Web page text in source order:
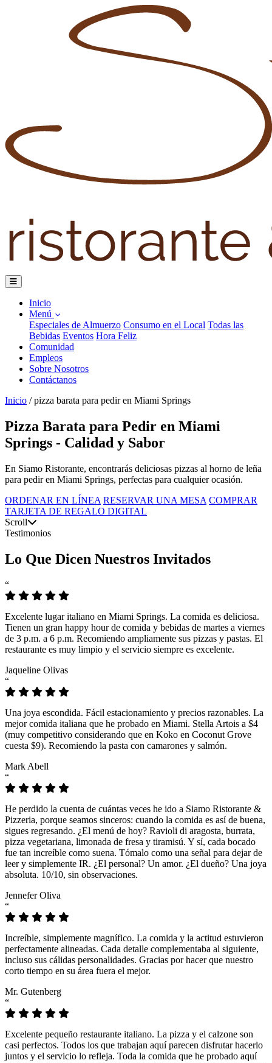
Inicio
Menú
Especiales de Almuerzo Consumo en el Local Todas las
Bebidas Eventos Hora Feliz
Comunidad
Empleos
Sobre Nosotros
Contáctanos
Inicio / pizza barata para pedir en Miami Springs
Pizza Barata para Pedir en Miami
Springs - Calidad y Sabor
En Siamo Ristorante, encontrarás deliciosas pizzas al horno de leña
para pedir en Miami Springs, perfectas para cualquier ocasión.
ORDENAR EN LÍNEA RESERVAR UNA MESA COMPRAR
TARJETA DE REGALO DIGITAL
Scroll
Testimonios
Lo Que Dicen Nuestros Invitados
“
Excelente lugar italiano en Miami Springs. La comida es deliciosa.
Tienen un gran happy hour de comida y bebidas de martes a viernes
de 3 p.m. a 6 p.m. Recomiendo ampliamente sus pizzas y pastas. El
restaurante es muy limpio y el servicio siempre es excelente.
Jaqueline Olivas
“
Una joya escondida. Fácil estacionamiento y precios razonables. La
mejor comida italiana que he probado en Miami. Stella Artois a $4
(muy competitivo considerando que en Koko en Coconut Grove
cuesta $9). Recomiendo la pasta con camarones y salmón.
Mark Abell
“
He perdido la cuenta de cuántas veces he ido a Siamo Ristorante &
Pizzeria, porque seamos sinceros: cuando la comida es así de buena,
sigues regresando. ¿El menú de hoy? Ravioli di aragosta, burrata,
pizza vegetariana, limonada de fresa y tiramisú. Y sí, cada bocado
fue tan increíble como suena. Tómalo como una señal para dejar de
leer y simplemente IR. ¿El personal? Un amor. ¿El dueño? Una joya
absoluta. 10/10, sin observaciones.
Jennefer Oliva
“
Increíble, simplemente magnífico. La comida y la actitud estuvieron
perfectamente alineadas. Cada detalle complementaba al siguiente,
incluso sus cálidas personalidades. Gracias por hacer que nuestro
corto tiempo en su área fuera el mejor.
Mr. Gutenberg
“
Excelente pequeño restaurante italiano. La pizza y el calzone son
casi perfectos. Todos los que trabajan aquí parecen disfrutar hacerlo
juntos y el servicio lo refleja. Toda la comida que he probado aquí